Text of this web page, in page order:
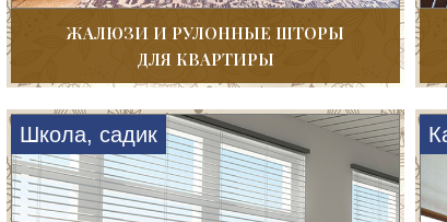
ЖАЛЮЗИ И РУЛОННЫЕ ШТОРЫ
ДЛЯ КВАРТИРЫ
Школа, садик